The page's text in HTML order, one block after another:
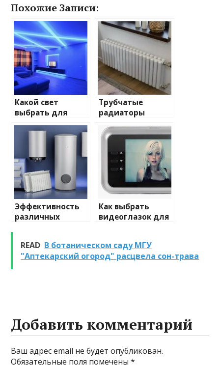
Похожие Записи:
Какой свет
выбрать для
домашнего
освещения
Трубчатые
радиаторы
отопления: виды
и характеристики
Эффективность
различных
очистке и
промывке котлов
Как выбрать
видеоглазок для
READ В ботаническом саду МГУ
"Аптекарский огород" расцвела сон-трава
Добавить комментарий
Ваш адрес email не будет опубликован.
Обязательные поля помечены*